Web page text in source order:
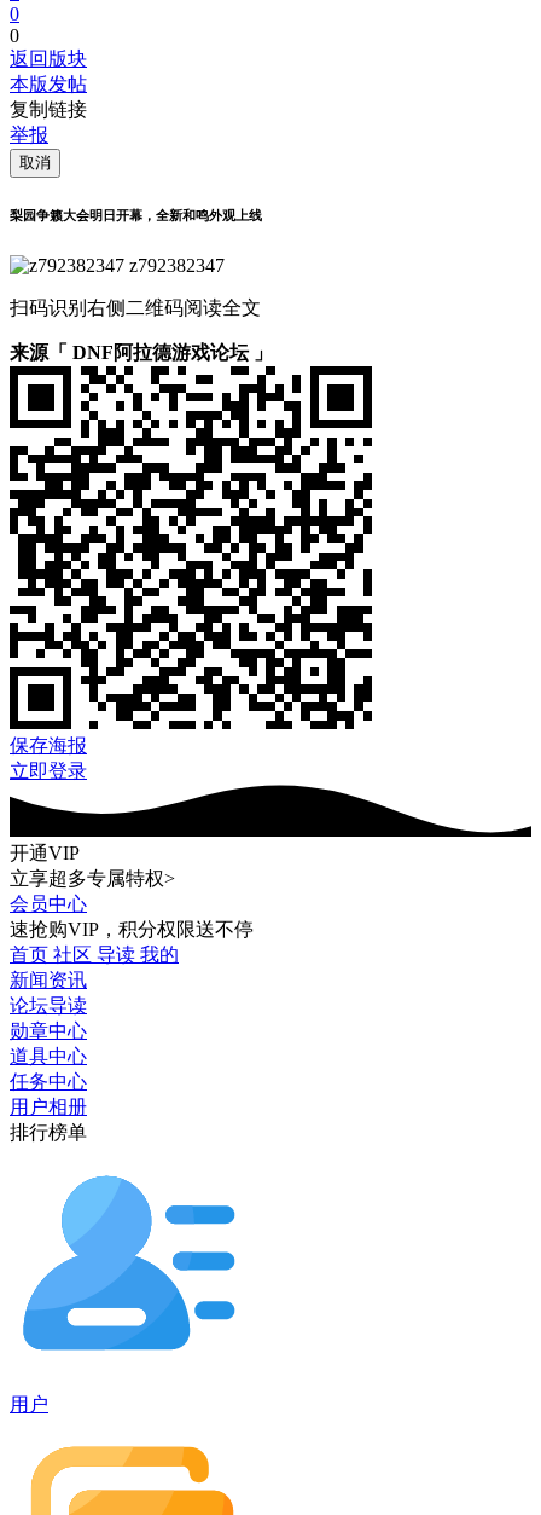
0
0
返回版块
本版发帖
复制链接
举报
取消
梨园争籁大会明日开幕，全新和鸣外观上线
z792382347
扫码识别右侧二维码阅读全文
来源「 DNF阿拉德游戏论坛 」
保存海报
立即登录
开通VIP
立享超多专属特权>
会员中心
速抢购VIP，积分权限送不停
首页 社区 导读 我的
新闻资讯
论坛导读
勋章中心
道具中心
任务中心
用户相册
排行榜单
用户